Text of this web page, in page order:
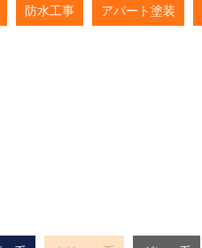
防水工事 アパート塗装